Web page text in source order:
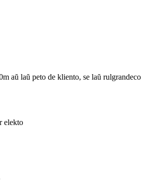
aŭ laŭ peto de kliento, se laŭ rulgrandeco
elekto